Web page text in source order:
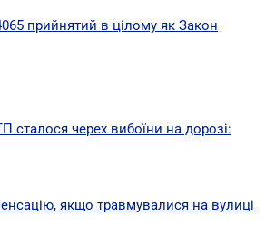
прийнятий в цілому як Закон
сталося черех вибоїни на дорозі:
якщо травмувалися на вулиці